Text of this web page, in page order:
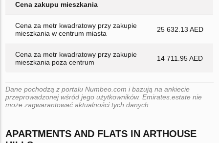
Cena zakupu mieszkania
Cena za metr kwadratowy przy zakupie
mieszkania w centrum miasta
25 632.13 AED
Cena za metr kwadratowy przy zakupie
mieszkania poza centrum
14 711.95 AED
Dane pochodzą z portalu Numbeo.com i bazują na ankiecie
przeprowadzonej wśród jego użytkowników. Emirates.estate nie
może zagwarantować aktualności tych danych.
APARTMENTS AND FLATS IN ARTHOUSE